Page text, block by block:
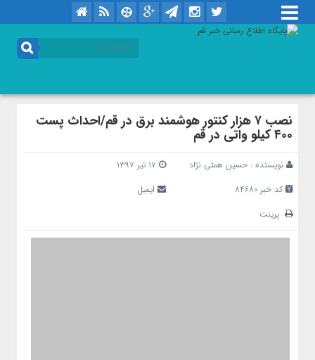
نصب ۷ هزار کنتور هوشمند برق در قم/احداث پست
۴۰۰ کیلو واتی در قم
نویسنده : حسین همتی نژاد
کد خبر 84680
ایمیل
پرینت